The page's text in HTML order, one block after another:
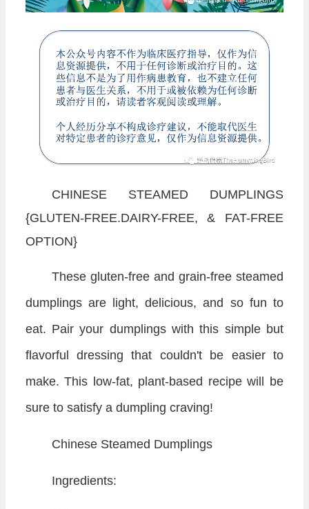
CHINESE STEAMED DUMPLINGS
{GLUTEN-FREE.DAIRY-FREE, & FAT-FREE
OPTION}
These gluten-free and grain-free steamed
dumplings are light, delicious, and so fun to
eat. Pair your dumplings with this simple but
flavorful dressing that couldn't be easier to
make. This low-fat, plant-based recipe will be
sure to satisfy a dumpling craving!
Chinese Steamed Dumplings
Ingredients: